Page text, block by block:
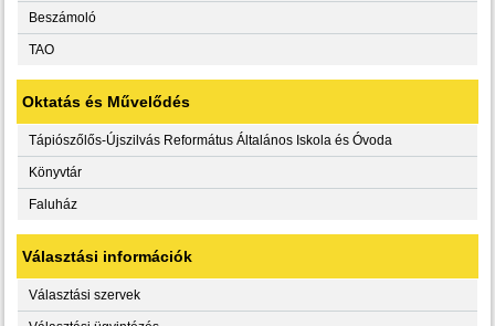
Beszámoló
TAO
Oktatás és Művelődés
Tápiószőlős-Újszilvás Református Általános Iskola és Óvoda
Könyvtár
Faluház
Választási információk
Választási szervek